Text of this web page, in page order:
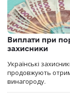
Виплати при
захисники
Українські
продовжують
винагороду.